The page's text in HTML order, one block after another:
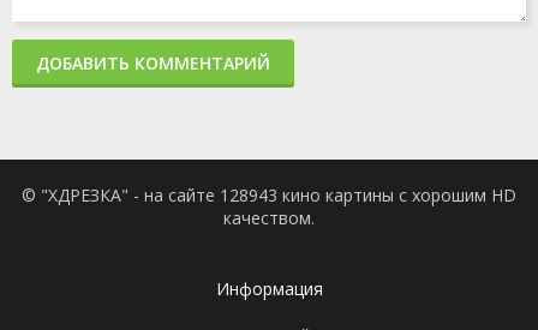
ДОБАВИТЬ КОММЕНТАРИЙ
© "ХДРЕЗКА" - на сайте 128943 кино картины с хорошим HD
качеством.
Информация